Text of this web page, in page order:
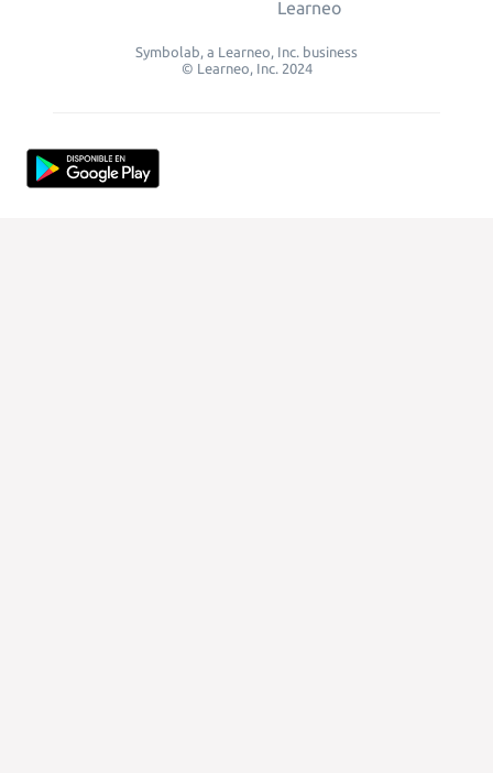
Learneo
Symbolab, a Learneo, Inc. business
© Learneo, Inc. 2024